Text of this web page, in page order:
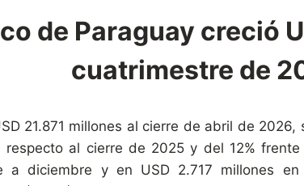
de Paraguay creció
cuatrimestre de
21.871 millones al cierre de abril de
al cierre de 2025 y del 12%
a diciembre y en USD 2.717 millones